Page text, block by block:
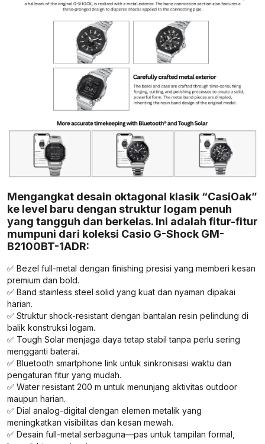
Mengangkat desain oktagonal klasik “CasiOak”
ke level baru dengan struktur logam penuh
yang tangguh dan berkelas. Ini adalah fitur-fitur
mumpuni dari koleksi Casio G-Shock GM-
B2100BT-1ADR:
✅ Bezel full-metal dengan finishing presisi yang memberi kesan
premium dan bold.
✅ Band stainless steel solid yang kuat dan nyaman dipakai
harian.
✅ Struktur shock-resistant dengan bantalan resin pelindung di
balik konstruksi logam.
✅ Tough Solar menjaga daya tetap stabil tanpa perlu sering
mengganti baterai.
✅ Bluetooth smartphone link untuk sinkronisasi waktu dan
pengaturan fitur yang mudah.
✅ Water resistant 200 m untuk menunjang aktivitas outdoor
maupun harian.
✅ Dial analog-digital dengan elemen metalik yang
meningkatkan visibilitas dan kesan mewah.
✅ Desain full-metal serbaguna—pas untuk tampilan formal,